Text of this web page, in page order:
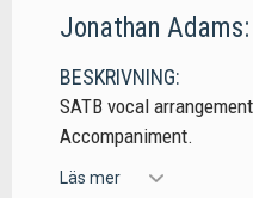
Jonathan
BESKRIVNING:
SATB vocal
Accompaniment.
Läs mer